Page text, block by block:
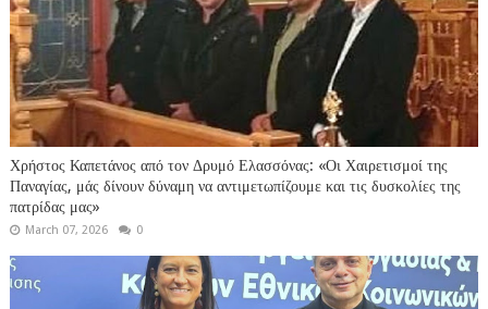
Χρήστος Καπετάνος από τον Δρυμό Ελασσόνας: «Οι Χαιρετισμοί της
Παναγίας, μάς δίνουν δύναμη να αντιμετωπίζουμε και τις δυσκολίες της
πατρίδας μας»
March 07, 2026 0